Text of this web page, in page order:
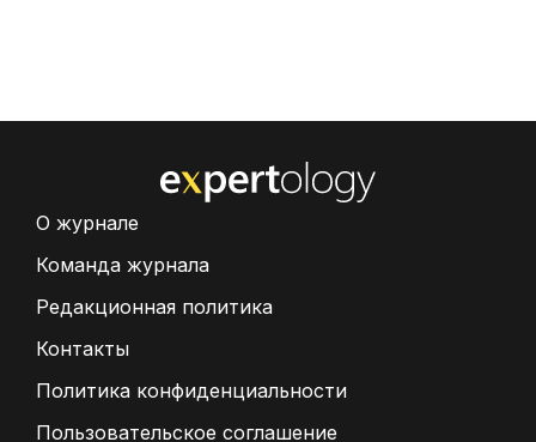
О журнале
Команда журнала
Редакционная политика
Контакты
Политика конфиденциальности
Пользовательское соглашение